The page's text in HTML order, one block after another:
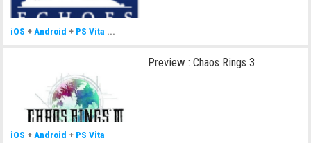
iOS + Android + PS Vita ...
Preview : Chaos Rings 3
iOS + Android + PS Vita